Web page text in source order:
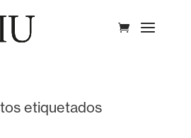
etiquetados